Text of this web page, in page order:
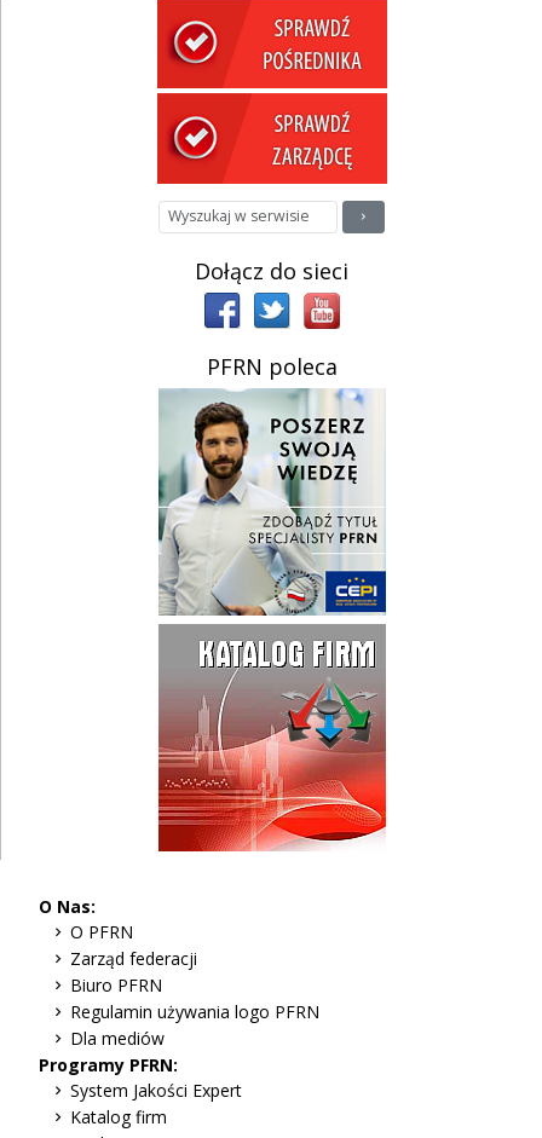
Dołącz do sieci
PFRN poleca
O Nas:
O PFRN
Zarząd federacji
Biuro PFRN
Regulamin używania logo PFRN
Dla mediów
Programy PFRN:
System Jakości Expert
Katalog firm